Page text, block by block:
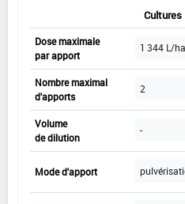
Cultures
Dose maximale
par apport
1 344 L/ha
Nombre maximal
d'apports
2
Volume
de dilution
-
Mode d'apport